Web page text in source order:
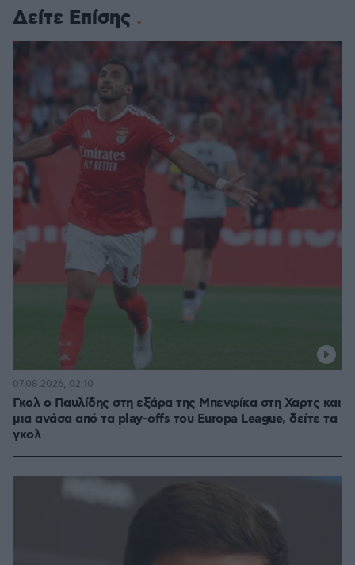
Δείτε Επίσης
Γκολ ο Παυλίδης στη εξάρα της Μπενφίκα στη Χαρτς και
μια ανάσα από τα play-offs του Europa League, δείτε τα
γκολ
07.08.2026, 02:10